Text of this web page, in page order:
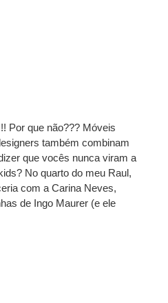
Por que não??? Móveis
também combinam
que vocês nunca viram a
No quarto do meu Raul,
com a Carina Neves,
de Ingo Maurer (e ele